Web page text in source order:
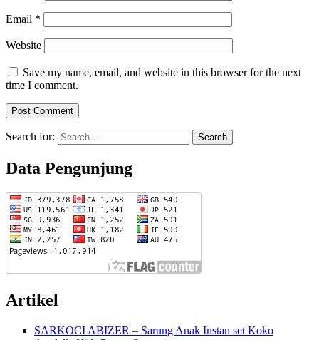
Email *
Website
Save my name, email, and website in this browser for the next
time I comment.
Search for:
Data Pengunjung
Artikel
SARKOCI ABIZER – Sarung Anak Instan set Koko